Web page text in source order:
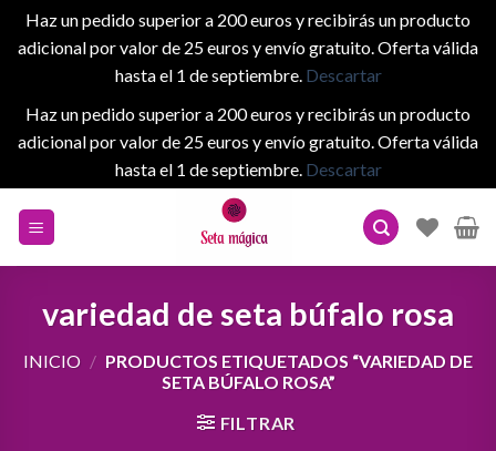
Haz un pedido superior a 200 euros y recibirás un producto
adicional por valor de 25 euros y envío gratuito. Oferta válida
hasta el 1 de septiembre. Descartar
Haz un pedido superior a 200 euros y recibirás un producto
adicional por valor de 25 euros y envío gratuito. Oferta válida
hasta el 1 de septiembre. Descartar
variedad de seta búfalo rosa
INICIO / PRODUCTOS ETIQUETADOS “VARIEDAD DE
SETA BÚFALO ROSA”
FILTRAR